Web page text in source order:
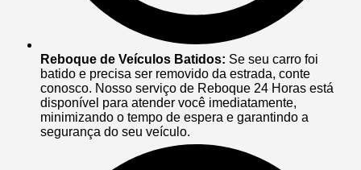
Reboque de Veículos Batidos: Se seu carro foi
batido e precisa ser removido da estrada, conte
conosco. Nosso serviço de Reboque 24 Horas está
disponível para atender você imediatamente,
minimizando o tempo de espera e garantindo a
segurança do seu veículo.